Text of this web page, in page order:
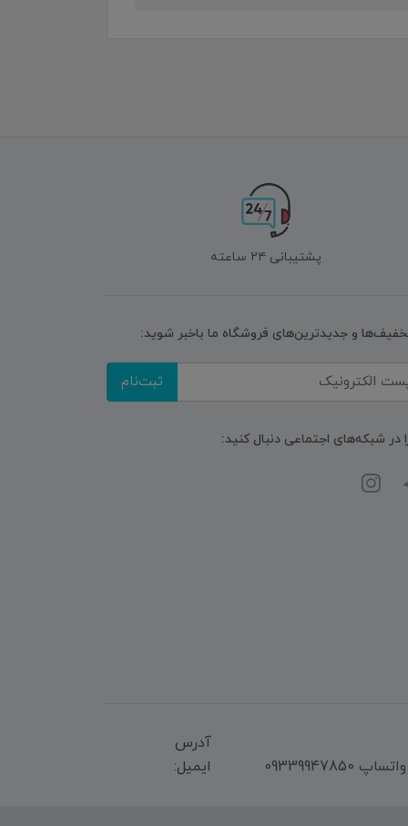
پشتیبانی ۲۴ ساعته
و جدیدترین‌های فروشگاه ما باخبر شوید:
ثبت‌نام
در شبکه‌های اجتماعی دنبال کنید:
آدرس
ایمیل: